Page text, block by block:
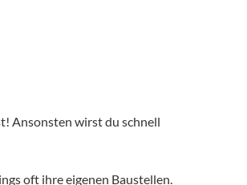
Ansonsten wirst du schnell
oft ihre eigenen Baustellen.